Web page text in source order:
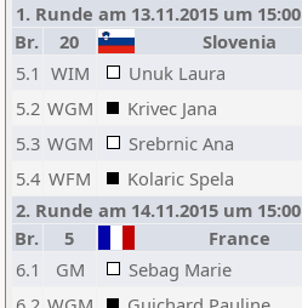
1. Runde am 13.11.2015 um 15:00
Br.
20 Slovenia
5.1 WIM Unuk Laura
5.2 WGM Krivec Jana
5.3 WGM Srebrnic Ana
5.4 WFM Kolaric Spela
2. Runde am 14.11.2015 um 15:00
Br.
5 France
6.1
GM Sebag Marie